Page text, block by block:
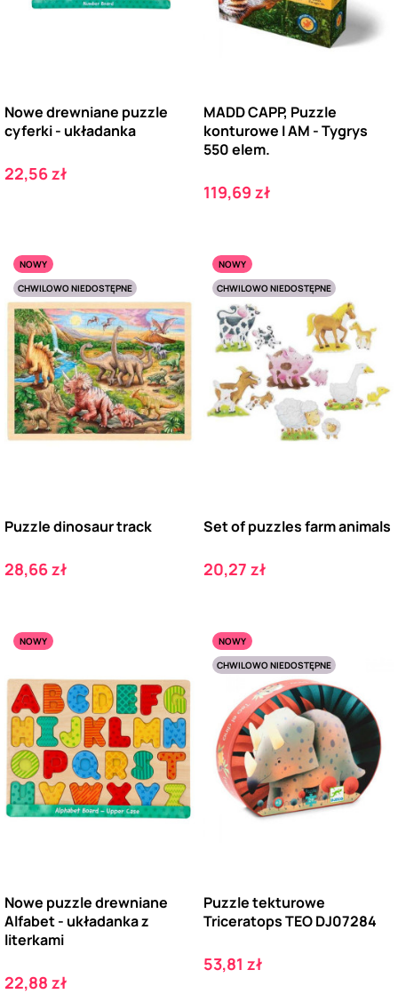
Nowe drewniane puzzle
cyferki - układanka
Cena
22,56 zł
MADD CAPP, Puzzle
konturowe I AM - Tygrys
550 elem.
Cena
119,69 zł
NOWY
CHWILOWO NIEDOSTĘPNE
Puzzle dinosaur track
Cena
28,66 zł
NOWY
CHWILOWO NIEDOSTĘPNE
Set of puzzles farm animals
Cena
20,27 zł
NOWY
Nowe puzzle drewniane
Alfabet - układanka z
literkami
Cena
22,88 zł
NOWY
CHWILOWO NIEDOSTĘPNE
Puzzle tekturowe
Triceratops TEO DJ07284
Cena
53,81 zł